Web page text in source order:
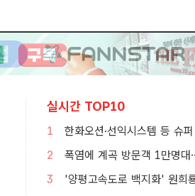
실시간 TOP10
1
2
3